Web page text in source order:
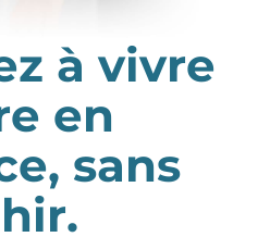
à vivre
en
sans